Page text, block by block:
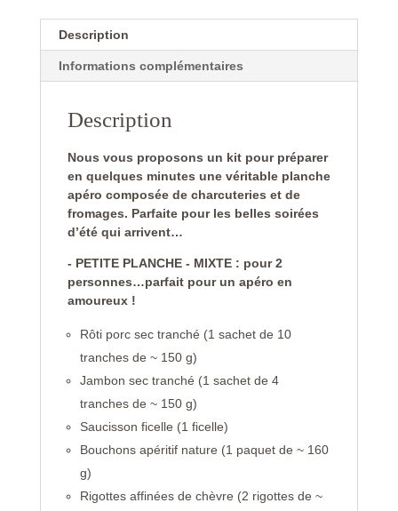
Description
Informations complémentaires
Description
Nous vous proposons un kit pour préparer
en quelques minutes une véritable planche
apéro composée de charcuteries et de
fromages. Parfaite pour les belles soirées
d’été qui arrivent…
- PETITE PLANCHE - MIXTE : pour 2
personnes…parfait pour un apéro en
amoureux !
Rôti porc sec tranché (1 sachet de 10
tranches de ~ 150 g)
Jambon sec tranché (1 sachet de 4
tranches de ~ 150 g)
Saucisson ficelle (1 ficelle)
Bouchons apéritif nature (1 paquet de ~ 160
g)
Rigottes affinées de chèvre (2 rigottes de ~